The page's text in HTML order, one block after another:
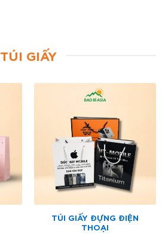
TÚI GIẤY
TÚI GIẤY ĐỰNG ĐIỆN
THOẠI